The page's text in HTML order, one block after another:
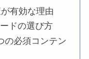
有効な理由
ドの選び方
の必須コンテン